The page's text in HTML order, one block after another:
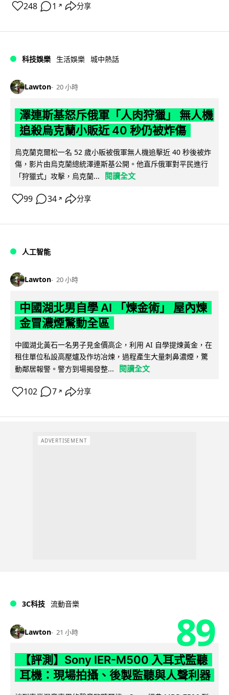
248 1 ↗ 分享
科技娛樂 生活娛樂 城中熱話
Lawton 20 小時
澤連斯基怒斥俄軍「人肉狩獵」 無人機
追殺烏克蘭小販近 40 秒仍被炸傷
烏克蘭克爾松一名 52 歲小販被俄軍無人機追擊近 40 秒後被炸
傷，影片由烏克蘭總統澤連斯基公開。他直斥俄軍對平民進行
「狩獵式」攻擊，烏克蘭...
閱讀全文
99 34 ↗ 分享
人工智能
Lawton 20 小時
中國湖北男自學 AI 「煉金術」 屋內煉
金冒濃煙驚動全區
中國湖北黃石一名男子見金價高企，利用 AI 自學提煉黃金，在
租住單位私設高壓爐及作坊冶煉，過程產生大量刺鼻濃煙，驚
動鄰居報警。警方到場揭發整...
閱讀全文
102 7 ↗ 分享
ADVERTISEMENT
3C科技 流動音樂
Lawton 21 小時 89
【評測】Sony IER-M500 入耳式監聽
耳機：現場拍攝、後製監聽與人聲利器